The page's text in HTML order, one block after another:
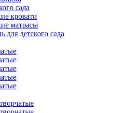
сада
кровати
матрасы
для детского сада